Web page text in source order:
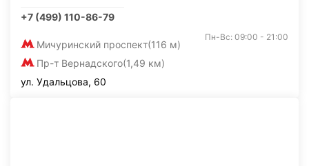
+7 (499) 110-86-79
Мичуринский проспект(116 м)
Пр-т Вернадского(1,49 км)
Пн-Вс: 09:00 - 21:00
ул. Удальцова, 60